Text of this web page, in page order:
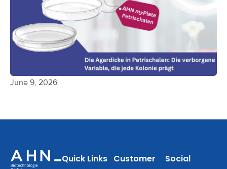
June 9, 2026
Quick Links Customer
Social